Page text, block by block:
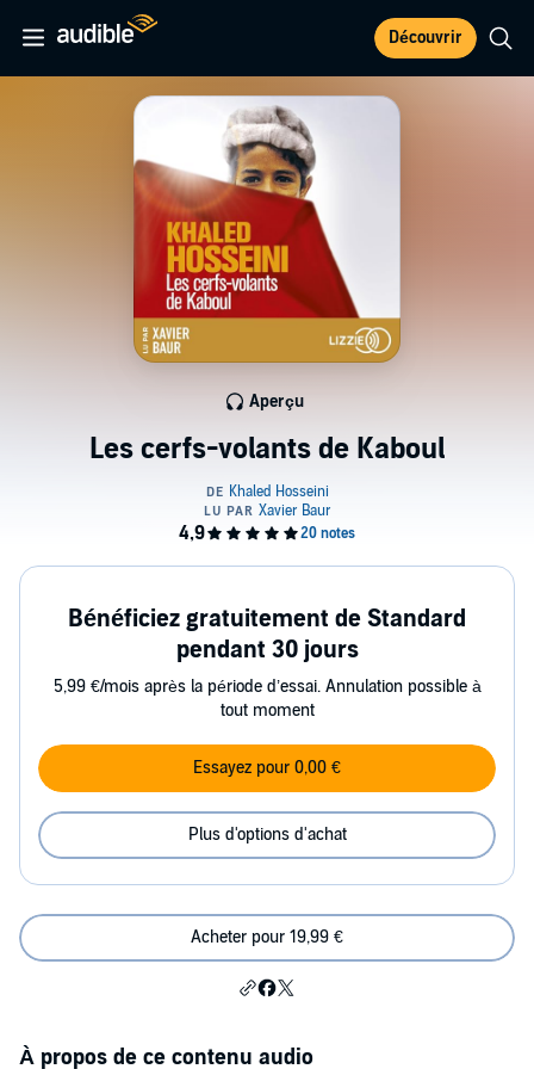
Découvrir
Les cerfs-volants de Kaboul
Aperçu
Bénéficiez gratuitement de Standard
pendant 30 jours
5,99 €/mois après la période d’essai. Annulation possible à
tout moment
Essayez pour 0,00 €
Plus d'options d'achat
Acheter pour 19,99 €
À propos de ce contenu audio